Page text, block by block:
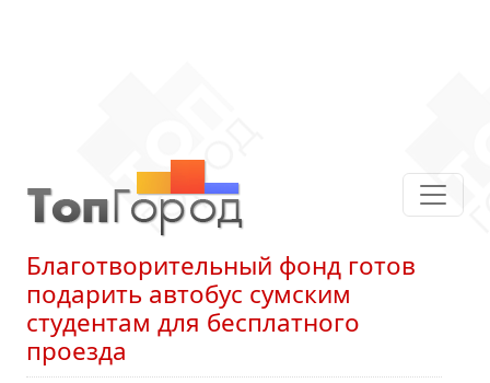
Благотворительный фонд готов
подарить автобус сумским
студентам для бесплатного
проезда